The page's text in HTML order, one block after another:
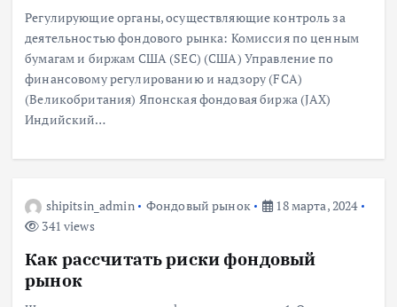
Регулирующие органы, осуществляющие контроль за
деятельностью фондового рынка: Комиссия по ценным
бумагам и биржам США (SEC) (США) Управление по
финансовому регулированию и надзору (FCA)
(Великобритания) Японская фондовая биржа (JAX)
Индийский…
shipitsin_admin Фондовый рынок
18 марта, 2024
341 views
Как рассчитать риски фондовый
рынок